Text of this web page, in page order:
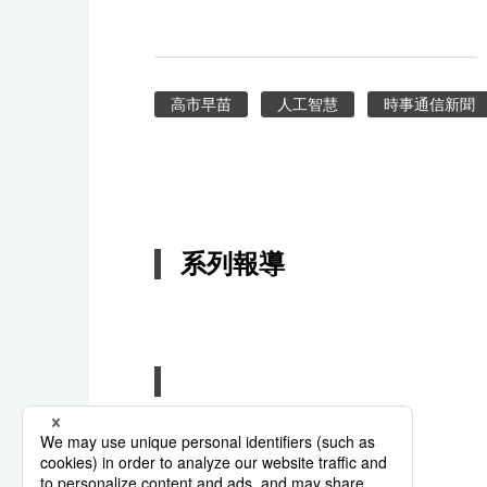
高市早苗 人工智慧 時事通信新聞
系列報導